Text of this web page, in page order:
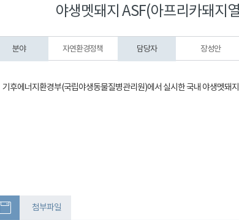
야생멧돼지 ASF(아프리카돼지
분야 자연환경정책 담당자 장성안
기후에너지환경부(국립야생동물질병관리원)에서 실시한 국내 야생멧돼
첨부파일